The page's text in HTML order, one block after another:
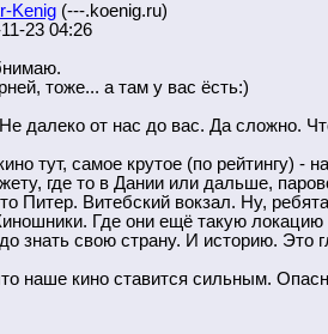
Kenig(---.koenig.ru)
23 04:26
тоже... а там у вас ёсть:)
далеко от нас до вас. Да сложно.
тут, самое крутое (по рейтингу) -
где то в Дании или дальше,
Питер. Витебский вокзал. Ну,
Где они ещё такую
знать свою страну. И историю. Это
наше кино ставится сильным.